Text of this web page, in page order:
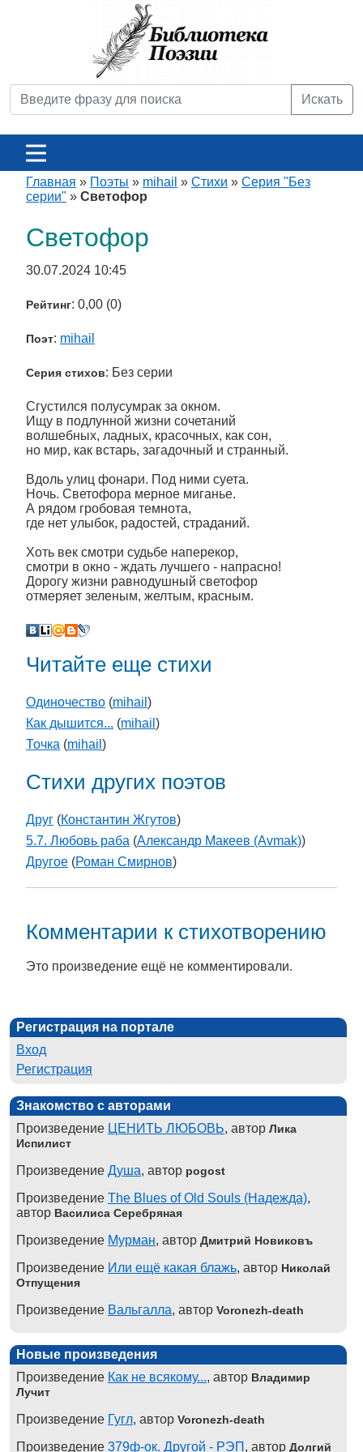
Искать
Главная » Поэты » mihail » Стихи » Серия "Без
серии" » Светофор
Светофор
30.07.2024 10:45
Рейтинг: 0,00 (0)
Поэт: mihail
Серия стихов: Без серии
Сгустился полусумрак за окном.
Ищу в подлунной жизни сочетаний
волшебных, ладных, красочных, как сон,
но мир, как встарь, загадочный и странный.
Вдоль улиц фонари. Под ними суета.
Ночь. Светофора мерное миганье.
А рядом гробовая темнота,
где нет улыбок, радостей, страданий.
Хоть век смотри судьбе наперекор,
смотри в окно - ждать лучшего - напрасно!
Дорогу жизни равнодушный светофор
отмеряет зеленым, желтым, красным.
Читайте еще стихи
Одиночество (mihail )
Как дышится... (mihail )
Точка (mihail )
Стихи других поэтов
Друг (Константин Жгутов)
5.7. Любовь раба (Александр Макеев (Avmak))
Другое (Роман Смирнов)
Комментарии к стихотворению
Это произведение ещё не комментировали.
Регистрация на портале
Вход
Регистрация
Знакомство с авторами
Произведение ЦЕНИТЬ ЛЮБОВЬ, автор Лика
Испилист
Произведение Душа, автор pogost
Произведение The Blues of Old Souls (Надежда),
автор Василиса Серебряная
Произведение Мурман, автор Дмитрий Новиковъ
Произведение Или ещё какая блажь, автор Николай
Отпущения
Произведение Вальгалла, автор Voronezh-death
Новые произведения
Произведение Как не всякому..., автор Владимир
Лучит
Произведение Гугл, автор Voronezh-death
Произведение 379ф-ок. Другой - РЭП , автор Долгий